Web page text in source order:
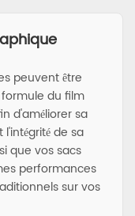
peuvent être
du film
d'améliorer sa
de sa
que vos sacs
performances
sur vos